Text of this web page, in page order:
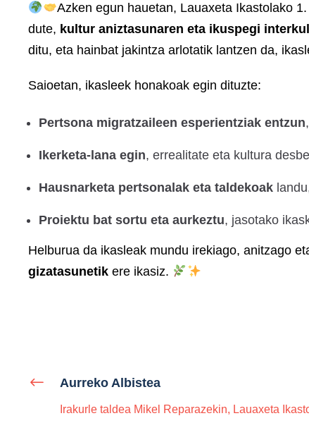
Azken egun hauetan, Lauaxeta Ikastolako
dute, kultur aniztasunaren eta ikuspegi
ditu, eta hainbat jakintza arlotatik lantzen da,
Saioetan, ikasleek honakoak egin dituzte:
Pertsona migratzaileen esperientziak entzun
Ikerketa-lana egin, errealitate eta kultura
Hausnarketa pertsonalak eta taldekoak
Proiektu bat sortu eta aurkeztu, jasotako
Helburua da ikasleak mundu irekiago, anitzago
gizatasunetik ere ikasiz.
Aurreko Albistea
Irakurle taldea Mikel Reparazekin, Lauaxeta